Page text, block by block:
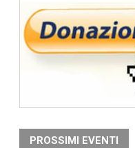
PROSSIMI EVENTI